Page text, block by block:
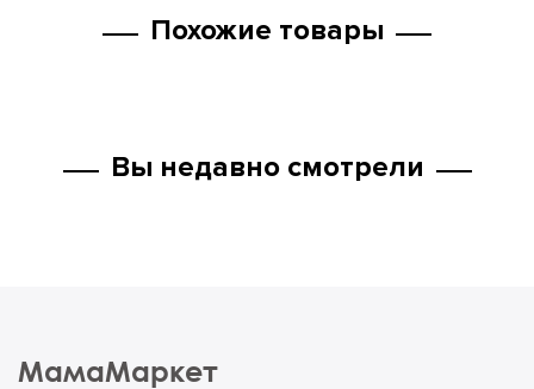
Похожие товары
Вы недавно смотрели
МамаМаркет